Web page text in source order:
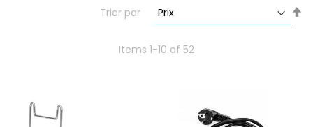
Items 1-10 of 52
Trier par